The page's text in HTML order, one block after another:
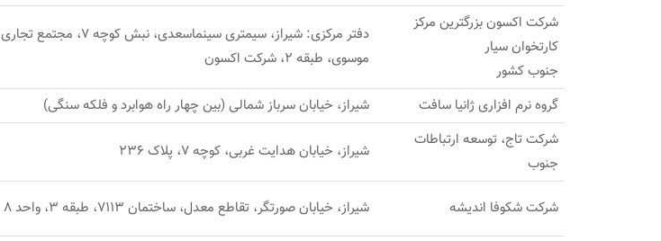
شرکت اکسون بزرگترین مرکز
کارتخوان سیار
جنوب کشور
دفتر مرکزی: شیراز، سیمتری سینماسعدی، نبش کوچه 7، مجتمع تجاری
موسوی، طبقه 2، شرکت اکسون
گروه نرم افزاری ژانیا سافت شیراز، خیابان سرباز شمالی (بین چهار راه هوابرد و فلکه سنگی)
شرکت تاج، توسعه ارتباطات
جنوب
شیراز، خیابان هدایت غربی، کوچه 7، پلاک 236
شرکت شکوفا اندیشه شیراز، خیابان صورتگر، تقاطع معدل، ساختمان 7113، طبقه 3، واحد 8